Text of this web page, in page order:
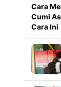
Cara
Cumi
Cara Ini